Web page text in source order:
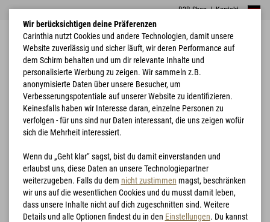
B2B Shop|Kontakt
Home Jagd G-LOFT® Ultra Loden Wendeweste
Wir berücksichtigen deine Präferenzen
Carinthia nutzt Cookies und andere Technologien, damit unsere
Website zuverlässig und sicher läuft, wir deren Performance auf
dem Schirm behalten und um dir relevante Inhalte und
personalisierte Werbung zu zeigen. Wir sammeln z.B.
anonymisierte Daten über unsere Besucher, um
Verbesserungspotentiale auf unserer Website zu identifizieren.
Keinesfalls haben wir Interesse daran, einzelne Personen zu
verfolgen - für uns sind nur Daten interessant, die uns zeigen wofür
sich die Mehrheit interessiert.
Wenn du „Geht klar“ sagst, bist du damit einverstanden und
erlaubst uns, diese Daten an unsere Technologiepartner
weiterzugeben. Falls du dem nicht zustimmen magst, beschränken
wir uns auf die wesentlichen Cookies und du musst damit leben,
dass unsere Inhalte nicht auf dich zugeschnitten sind. Weitere
Details und alle Optionen findest du in den Einstellungen. Du kannst